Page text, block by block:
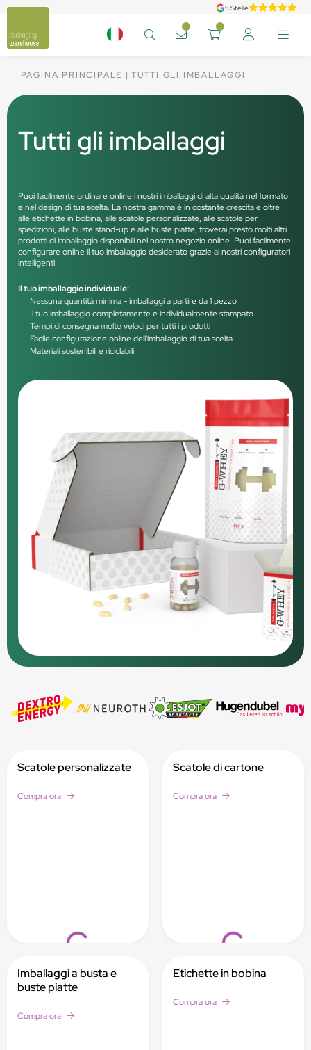
5 Stelle
PAGINA PRINCIPALE TUTTI GLI IMBALLAGGI
Tutti gli imballaggi
Puoi facilmente ordinare online i nostri imballaggi di alta qualità nel formato
e nel design di tua scelta. La nostra gamma è in costante crescita e oltre
alle etichette in bobina, alle scatole personalizzate, alle scatole per
spedizioni, alle buste stand-up e alle buste piatte, troverai presto molti altri
prodotti di imballaggio disponibili nel nostro negozio online. Puoi facilmente
configurare online il tuo imballaggio desiderato grazie ai nostri configuratori
intelligenti.
Il tuo imballaggio individuale:
Nessuna quantità minima - imballaggi a partire da 1 pezzo
Il tuo imballaggio completamente e individualmente stampato
Tempi di consegna molto veloci per tutti i prodotti
Facile configurazione online dell'imballaggio di tua scelta
Materiali sostenibili e riciclabili
Loading...
Scatole personalizzate
Compra ora
Loading...
Scatole di cartone
Compra ora
Imballaggi a busta e
buste piatte
Compra ora
Etichette in bobina
Compra ora